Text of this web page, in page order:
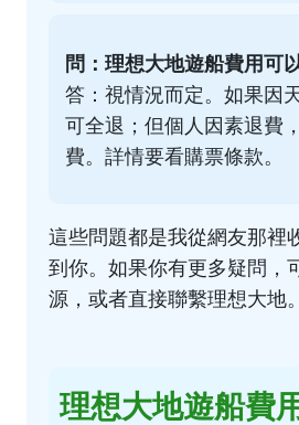
問：理想大地遊船費用可
答：視情況而定。如果因
可全退；但個人因素退費
費。詳情要看購票條款。
這些問題都是我從網友那裡
到你。如果你有更多疑問，
源 ，或者直接聯繫理想大地。
理想大地遊船費